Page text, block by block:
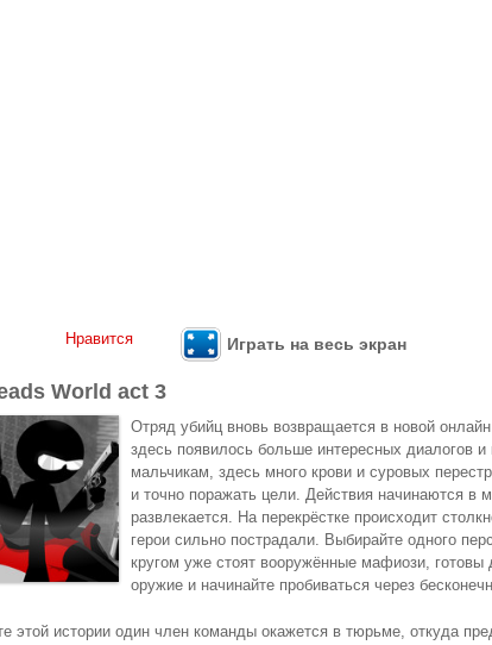
Нравится Играть на весь экран
World act 3
Отряд убийц вновь возвращается в новой
здесь появилось больше интересных диалогов и
мальчикам, здесь много крови и суровых
и точно поражать цели. Действия начинаются в
развлекается. На перекрёстке происходит
герои сильно пострадали. Выбирайте одного
кругом уже стоят вооружённые мафиози,
оружие и начинайте пробиваться через
этой истории один член команды окажется в тюрьме, откуда